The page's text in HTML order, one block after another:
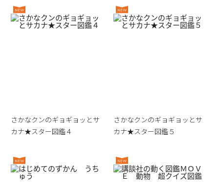
さかなクンのギョギョッとサ
カナ★スター図鑑４
さかなクンのギョギョッとサ
カナ★スター図鑑５